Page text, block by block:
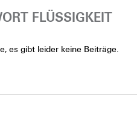
FLÜSSIGKEIT
es gibt leider keine Beiträge.